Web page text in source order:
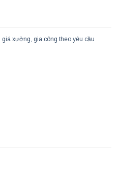
xưởng, gia công theo yêu cầu